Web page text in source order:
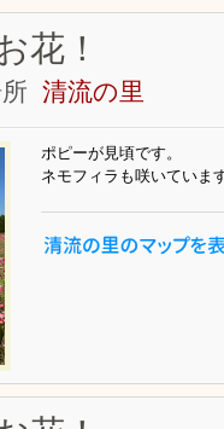
花！
清流の里
ポピーが見頃です。
ネモフィラも咲いていま